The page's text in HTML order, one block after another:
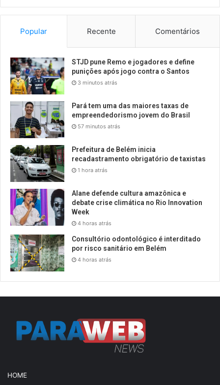
Popular Recente Comentários
STJD pune Remo e jogadores e define
punições após jogo contra o Santos
3 minutos atrás
Pará tem uma das maiores taxas de
empreendedorismo jovem do Brasil
57 minutos atrás
Prefeitura de Belém inicia
recadastramento obrigatório de taxistas
1 hora atrás
Alane defende cultura amazônica e
debate crise climática no Rio Innovation
Week
4 horas atrás
Consultório odontológico é interditado
por risco sanitário em Belém
4 horas atrás
HOME